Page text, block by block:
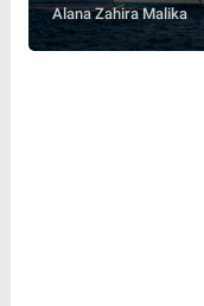
Alana Zahira Malika